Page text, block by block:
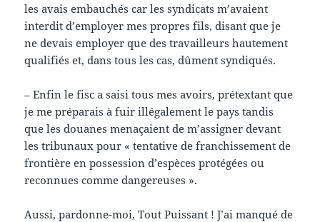
les avais embauchés car les syndicats m’avaient
interdit d’employer mes propres fils, disant que je
ne devais employer que des travailleurs hautement
qualifiés et, dans tous les cas, dûment syndiqués.
– Enfin le fisc a saisi tous mes avoirs, prétextant que
je me préparais à fuir illégalement le pays tandis
que les douanes menaçaient de m’assigner devant
les tribunaux pour « tentative de franchissement de
frontière en possession d’espèces protégées ou
reconnues comme dangereuses ».
Aussi, pardonne-moi, Tout Puissant ! J’ai manqué de